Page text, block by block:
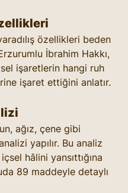
özellikleri beden
İbrahim Hakkı,
işaretlerin hangi ruh
işaret ettiğini anlatır.
ağız, çene gibi
yapılır. Bu analiz
hâlini yansıttığına
89 maddeyle detaylı